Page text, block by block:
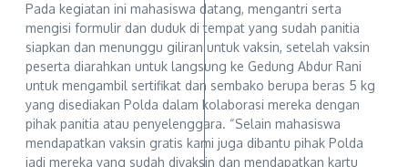
Pada kegiatan ini mahasiswa datang, mengantri serta
mengisi formulir dan duduk di tempat yang sudah panitia
siapkan dan menunggu giliran untuk vaksin, setelah vaksin
peserta diarahkan untuk langsung ke Gedung Abdur Rani
untuk mengambil sertifikat dan sembako berupa beras 5 kg
yang disediakan Polda dalam kolaborasi mereka dengan
pihak panitia atau penyelenggara. “Selain mahasiswa
mendapatkan vaksin gratis kami juga dibantu pihak Polda
jadi mereka yang sudah divaksin dan mendapatkan kartu